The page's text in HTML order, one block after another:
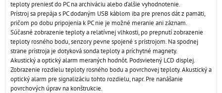
teploty preniesť do PC na archiváciu alebo ďalšie vyhodnotenie.
Prístroj sa prepája s PC dodaným USB káblom iba pre prenos dát z pamäti,
pričom po dobu pripojenia k PC nie je možné meranie ani záznam.
Súčasné zobrazenie teploty a relatívnej vlhkosti, po prepnutí zobrazenie
teploty rosného bodu, senzory pevne spojené s prístrojom. Na spodnej
strane prístroja je dotyková sonda teploty a príchytné magnety.
Akustický a optický alarm meraných hodnôt. Podsvietený LCD displej.
Zobrazenie rozdielu teploty rosného bodu a povrchovej teploty. Akustický a
optický alarm pre signalizáciu tohto rozdielu, napr. Pre nanášanie
povrchových úprav na konštrukcie.